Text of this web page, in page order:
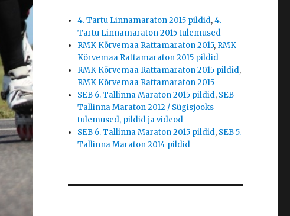
4. Tartu Linnamaraton 2015 pildid,4.
Tartu Linnamaraton 2015 tulemused
RMK Kõrvemaa Rattamaraton 2015, RMK
Kõrvemaa Rattamaraton 2015 pildid
RMK Kõrvemaa Rattamaraton 2015 pildid,
RMK Kõrvemaa Rattamaraton 2015
SEB 6. Tallinna Maraton 2015 pildid, SEB
Tallinna Maraton 2012 / Sügisjooks
tulemused, pildid ja videod
SEB 6. Tallinna Maraton 2015 pildid, SEB 5.
Tallinna Maraton 2014 pildid